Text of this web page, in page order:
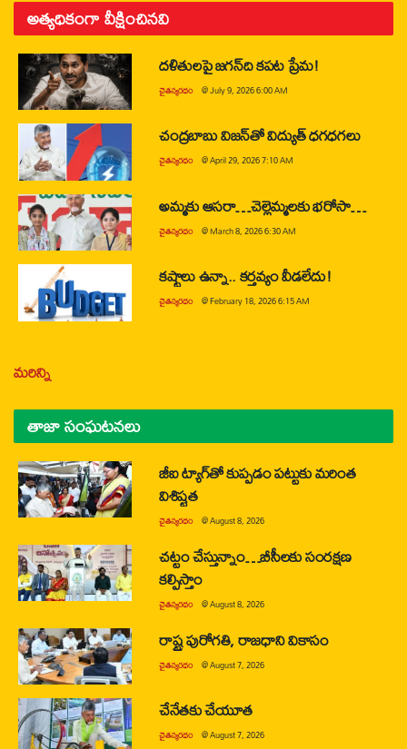
అత్యధికంగా వీక్షించినవి
దళితులపై జగన్‌ది కపట ప్రేమ!
చైతన్యరధం @July 9, 2026 6:00 AM
చంద్రబాబు విజన్‌తో విద్యుత్ ధగధగలు
చైతన్యరధం @April 29, 2026 7:10 AM
అమ్మకు ఆసరా…చెల్లెమ్మలకు భరోసా…
చైతన్యరధం @March 8, 2026 6:30 AM
కష్టాలు ఉన్నా.. కర్తవ్యం వీడలేదు!
చైతన్యరధం @February 18, 2026 6:15 AM
మరిన్ని
తాజా సంఘటనలు
జీఐ ట్యాగ్‌తో కుప్పడం పట్టుకు మరింత
విశిష్టత
చైతన్యరధం @August 8, 2026
చట్టం చేస్తున్నాం…బీసీలకు సంరక్షణ
కల్పిస్తాం
చైతన్యరధం @August 8, 2026
రాష్ట్ర పురోగతి, రాజధాని వికాసం
చైతన్యరధం @August 7, 2026
చేనేతకు చేయూత
చైతన్యరధం @August 7, 2026